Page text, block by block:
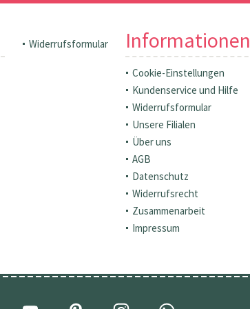
Widerrufsformular Informationen
Cookie-Einstellungen
Kundenservice und Hilfe
Widerrufsformular
Unsere Filialen
Über uns
AGB
Datenschutz
Widerrufsrecht
Zusammenarbeit
Impressum